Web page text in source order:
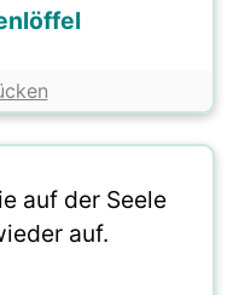
auf der Seele
auf.